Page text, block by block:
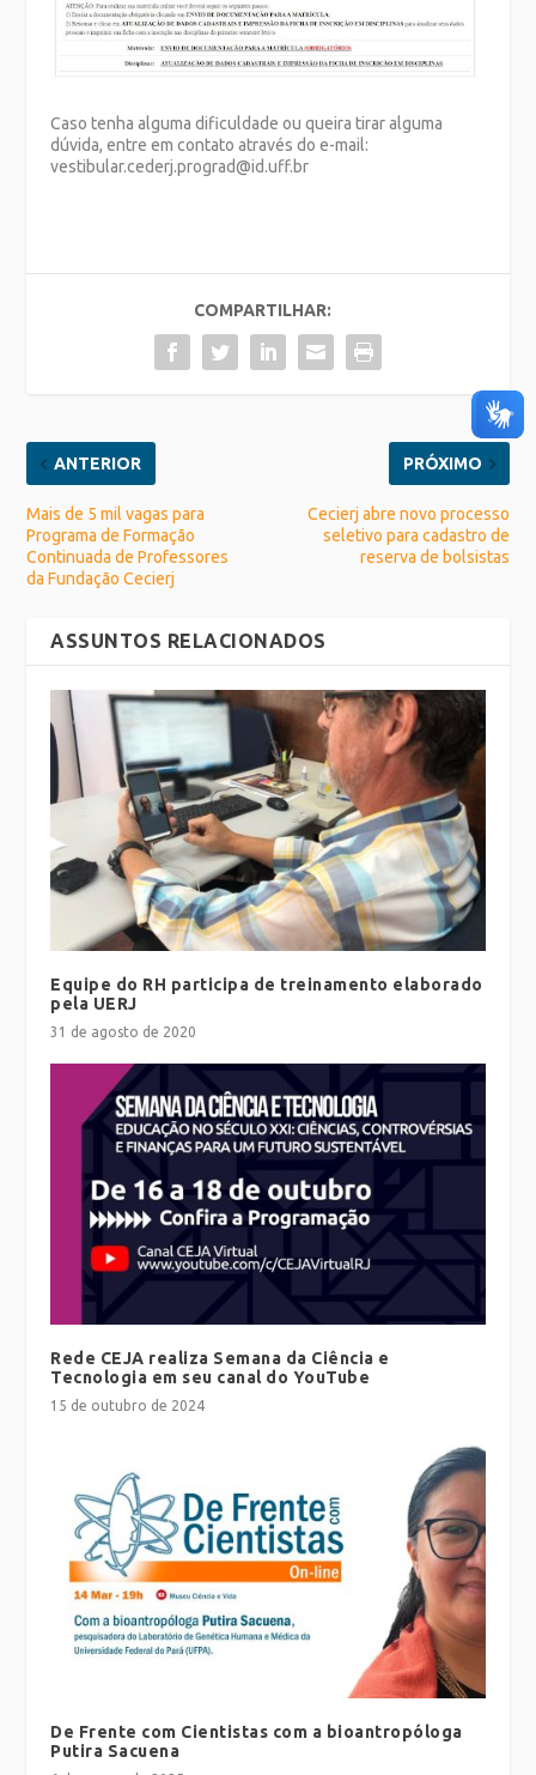
Caso tenha alguma dificuldade ou queira tirar alguma
dúvida, entre em contato através do e-mail:
vestibular.cederj.prograd@id.uff.br
COMPARTILHAR:
ANTERIOR
Mais de 5 mil vagas para
Programa de Formação
Continuada de Professores
da Fundação Cecierj
PRÓXIMO
Cecierj abre novo processo
seletivo para cadastro de
reserva de bolsistas
ASSUNTOS RELACIONADOS
Equipe do RH participa de treinamento elaborado
pela UERJ
31 de agosto de 2020
Rede CEJA realiza Semana da Ciência e
Tecnologia em seu canal do YouTube
15 de outubro de 2024
De Frente com Cientistas com a bioantropóloga
Putira Sacuena